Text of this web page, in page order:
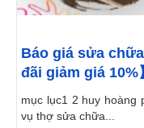
Báo giá sửa
đãi giảm giá 10%】
mục lục1 2 huy hoàng
vụ thợ sửa chữa...